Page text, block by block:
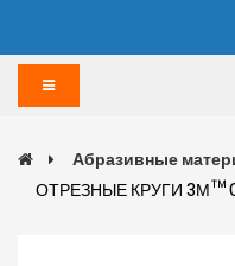
Абразивные
ОТРЕЗНЫЕ КРУГИ 3М™